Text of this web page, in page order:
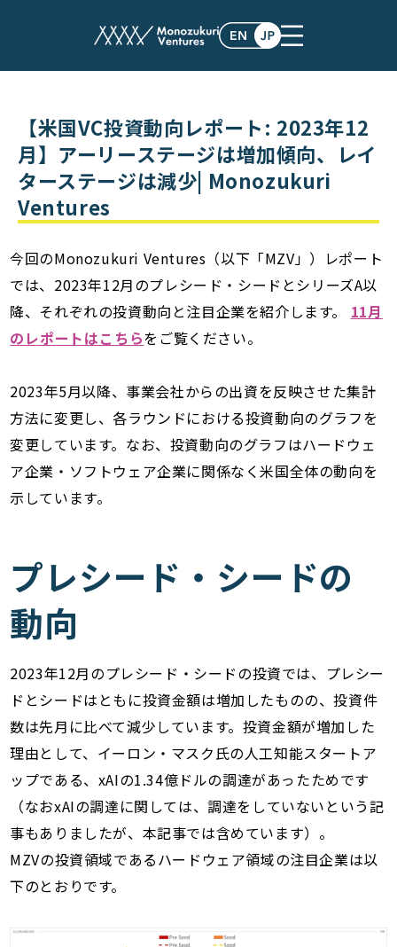
post
【米国VC投資動向レポート: 2023年12
月】アーリーステージは増加傾向、レイ
ターステージは減少| Monozukuri
Ventures
今回のMonozukuri Ventures（以下「MZV」）レポート
では、2023年12月のプレシード・シードとシリーズA以
降、それぞれの投資動向と注目企業を紹介します。 11月
のレポートはこちらをご覧ください。
2023年5月以降、事業会社からの出資を反映させた集計
方法に変更し、各ラウンドにおける投資動向のグラフを
変更しています。なお、投資動向のグラフはハードウェ
ア企業・ソフトウェア企業に関係なく米国全体の動向を
示しています。
プレシード・シードの
動向
2023年12月のプレシード・シードの投資では、プレシー
ドとシードはともに投資金額は増加したものの、投資件
数は先月に比べて減少しています。投資金額が増加した
理由として、イーロン・マスク氏の人工知能スタートア
ップである、xAIの1.34億ドルの調達があったためです
（なおxAIの調達に関しては、調達をしていないという記
事もありましたが、本記事では含めています）。
MZVの投資領域であるハードウェア領域の注目企業は以
下のとおりです。